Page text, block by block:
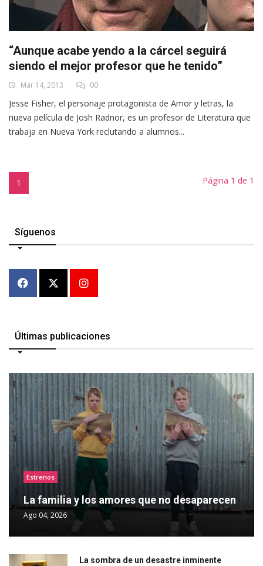
“Aunque acabe yendo a la cárcel seguirá
siendo el mejor profesor que he tenido”
Mar 14, 2013 00
Jesse Fisher, el personaje protagonista de Amor y letras, la
nueva película de Josh Radnor, es un profesor de Literatura que
trabaja en Nueva York reclutando a alumnos...
1 Página 1 de 1
Síguenos
Últimas publicaciones
Estrenos
La familia y los amores que no desaparecen
Ago 04, 2026
La sombra de un desastre inminente